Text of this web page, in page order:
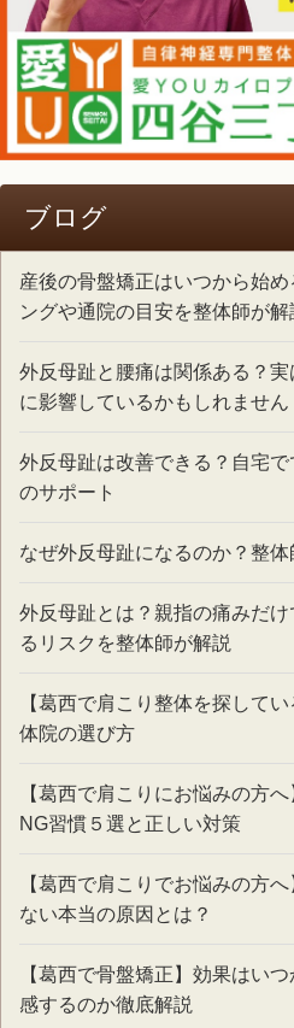
ブログ
産後の骨盤矯正はいつから始め
ングや通院の目安を整体師が解
外反母趾と腰痛は関係ある？
に影響しているかもしれません
外反母趾は改善できる？自宅
のサポート
なぜ外反母趾になるのか？整
外反母趾とは？親指の痛みだ
るリスクを整体師が解説
【葛西で肩こり整体を探して
体院の選び方
【葛西で肩こりにお悩みの方
NG習慣５選と正しい対策
【葛西で肩こりでお悩みの方
ない本当の原因とは？
【葛西で骨盤矯正】効果はい
感するのか徹底解説